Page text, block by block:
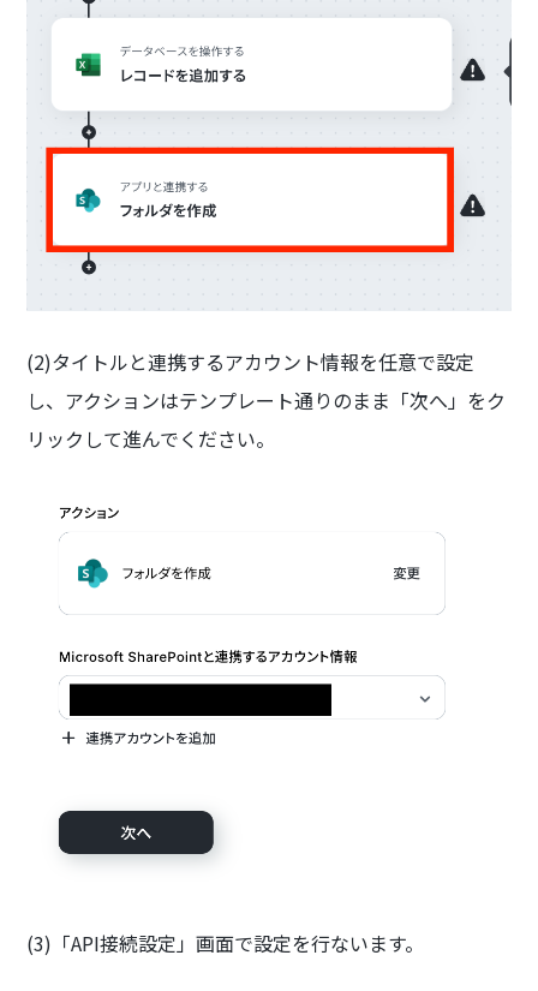
(2)タイトルと連携するアカウント情報を任意で設定
し、アクションはテンプレート通りのまま「次へ」をク
リックして進んでください。
(3)「API接続設定」画面で設定を行ないます。